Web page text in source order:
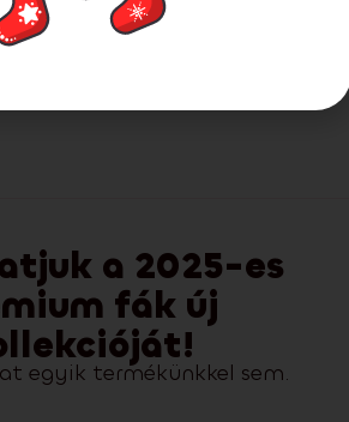
méretek
a 2025-es
fák új
egyik termékünkkel sem.